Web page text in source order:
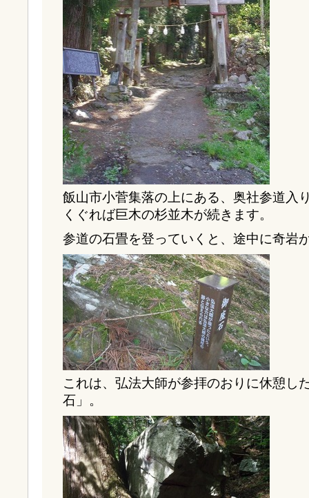
飯山市小菅集落の上にある、奥社参道入
くぐれば巨木の杉並木が続きます。
参道の石畳を登っていくと、途中に奇岩
これは、弘法大師が参拝のおりに休憩し
石」。